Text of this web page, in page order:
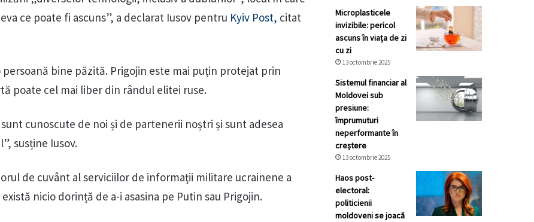
ce poate fi ascuns”, a declarat Iusov pentru Kyiv Post, citat
bine păzită. Prigojin este mai puțin protejat prin
poate cel mai liber din rândul elitei ruse.
cunoscute de noi și de partenerii noștri și sunt adesea
susține Iusov.
de cuvânt al serviciilor de informaţii militare ucrainene a
nicio dorință de a-i asasina pe Putin sau Prigojin.
Microplasticele
invizibile: pericol
ascuns în viața de zi
cu zi
13 octombrie 2025
Sistemul financiar al
Moldovei sub
presiune:
împrumuturi
neperformante în
creștere
13 octombrie 2025
Haos post-
electoral:
politicienii
moldoveni se joacă